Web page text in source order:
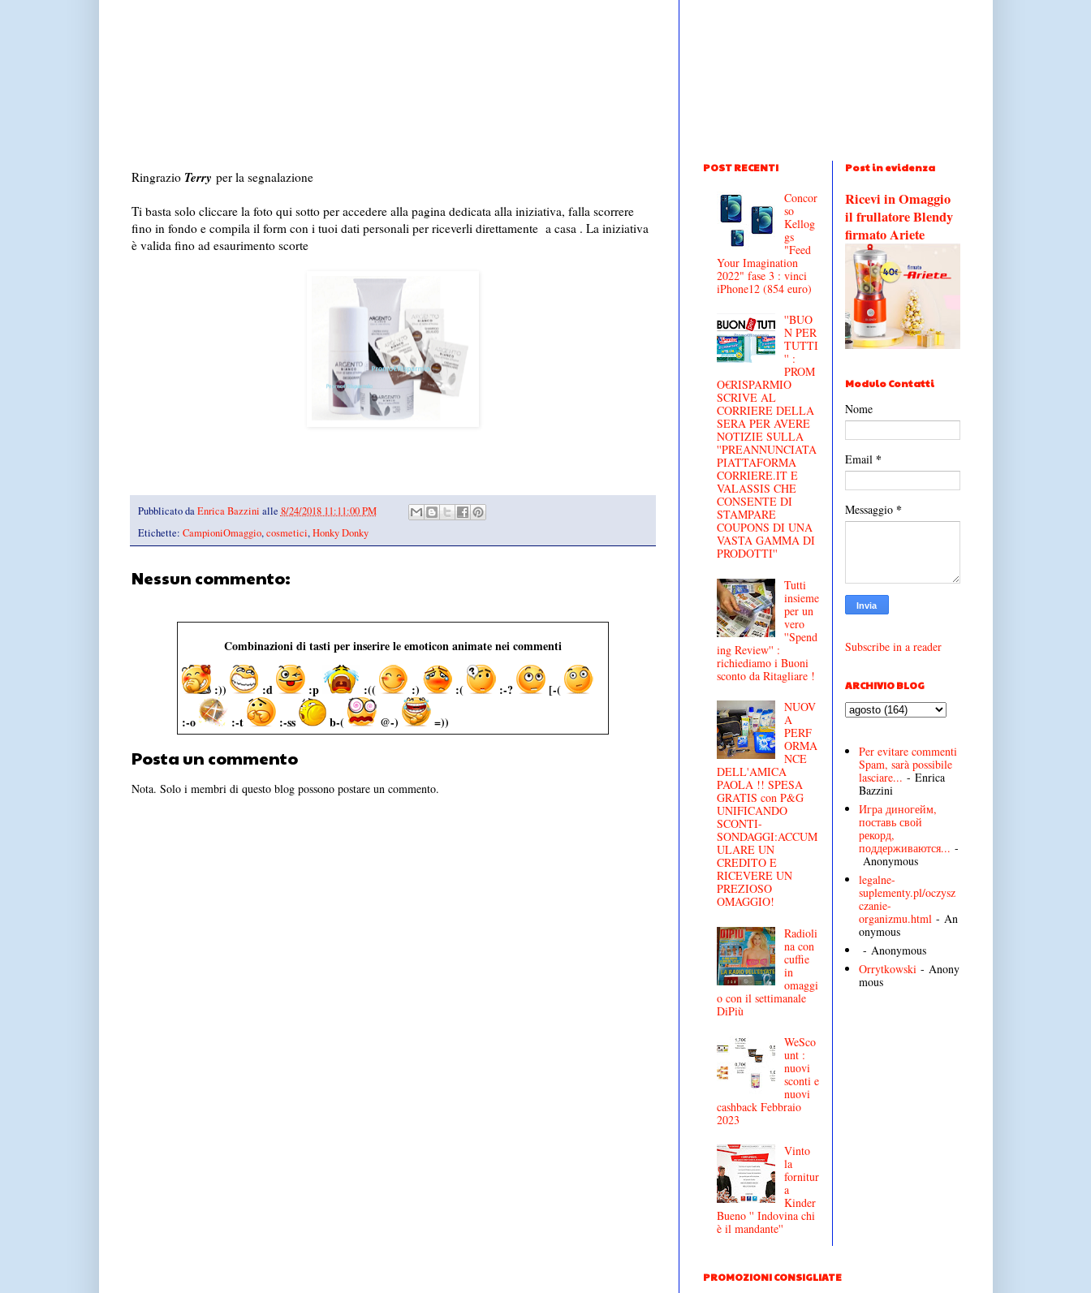
Ringrazio Terry per la segnalazione
Ti basta solo cliccare la foto qui sotto per accedere alla pagina dedicata alla iniziativa, falla scorrere
fino in fondo e compila il form con i tuoi dati personali per riceverli direttamente a casa . La iniziativa
è valida fino ad esaurimento scorte
Pubblicato daEnrica Bazzini alle 8/24/2018 11:11:00 PM
Etichette: CampioniOmaggio,cosmetici,Honky Donky
Nessun commento:
Combinazioni di tasti per inserire le emoticon animate nei commenti
:)) :d :p :(( :) :( :-?
[-(
:-o
:-t :-ss b-( @-) =))
Posta un commento
Nota. Solo i membri di questo blog possono postare un commento.
POST RECENTI
Concor
so
Kellog
gs
"Feed
Your Imagination
2022" fase 3 : vinci
iPhone12 (854 euro)
''BUO
N PER
TUTTI
'' :
PROM
O€RISPARMIO
SCRIVE AL
CORRIERE DELLA
SERA PER AVERE
NOTIZIE SULLA
''PREANNUNCIATA
PIATTAFORMA
CORRIERE.IT E
VALASSIS CHE
CONSENTE DI
STAMPARE
COUPONS DI UNA
VASTA GAMMA DI
PRODOTTI''
Tutti
insieme
per un
vero
''Spend
ing Review'' :
richiediamo i Buoni
sconto da Ritagliare !
NUOV
A
PERF
ORMA
NCE
DELL'AMICA
PAOLA !! SPESA
GRATIS con P&G
UNIFICANDO
SCONTI-
SONDAGGI:ACCUM
ULARE UN
CREDITO E
RICEVERE UN
PREZIOSO
OMAGGIO!
Radioli
na con
cuffie
in
omaggi
o con il settimanale
DiPiù
WeSco
unt :
nuovi
sconti e
nuovi
cashback Febbraio
2023
Vinto
la
fornitur
a
Kinder
Bueno '' Indovina chi
è il mandante''
Post in evidenza
Ricevi in Omaggio
il frullatore Blendy
firmato Ariete
Modulo Contatti
Nome
Email *
Messaggio *
Subscribe in a reader
ARCHIVIO BLOG
Per evitare commenti
Spam, sarà possibile
lasciare... - Enrica
Bazzini
Игра диногейм,
поставь свой
рекорд,
поддерживаются... -
Anonymous
legalne-
suplementy.pl/oczysz
czanie-
organizmu.html - An
onymous
- Anonymous
Orrytkowski - Anony
mous
PROMOZIONI CONSIGLIATE